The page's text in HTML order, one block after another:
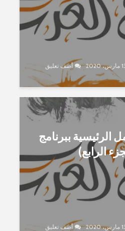
2020 أضف تعليق
الرئيسية ببرنامج
الرابع)
2020 أضف تعليق